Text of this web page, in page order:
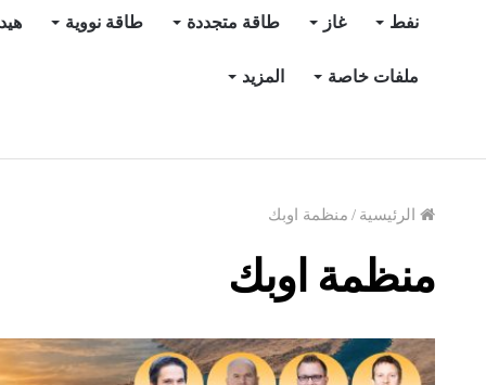
نفط غاز طاقة متجددة طاقة نووية
ملفات خاصة المزيد
الرئيسية / منظمة اوبك
منظمة اوبك